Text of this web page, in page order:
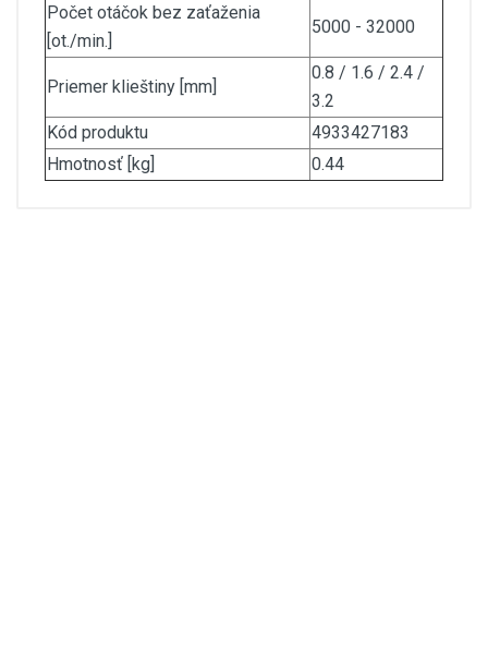
Počet otáčok bez zaťaženia
[ot./min.]
5000 - 32000
Priemer klieštiny [mm]
0.8 / 1.6 / 2.4 /
3.2
Kód produktu
4933427183
Hmotnosť [kg]
0.44